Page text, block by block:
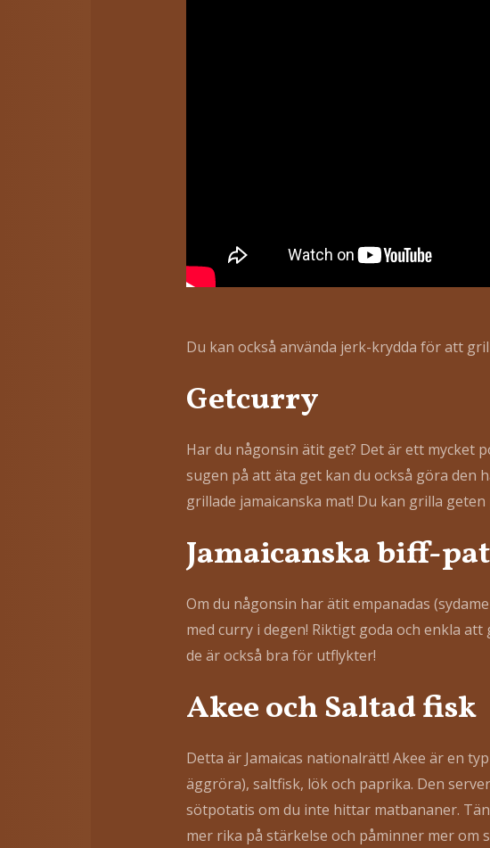
Du kan också använda jerk-krydda för att
Getcurry
Har du någonsin ätit get? Det är ett mycket
sugen på att äta get kan du också göra den
grillade jamaicanska mat! Du kan grilla
Jamaicanska biff-
Om du någonsin har ätit empanadas
med curry i degen! Riktigt goda och enkla
de är också bra för utflykter!
Akee och Saltad fisk
Detta är Jamaicas nationalrätt! Akee är en
äggröra), saltfisk, lök och paprika. Den
sötpotatis om du inte hittar matbananer.
mer rika på stärkelse och påminner mer